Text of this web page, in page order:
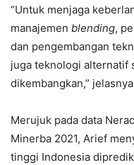
“Untuk menjaga
manajemen blending,
dan pengembangan
juga teknologi alternatif
dikembangkan,”
Merujuk pada data
Minerba 2021, Arief
tinggi Indonesia